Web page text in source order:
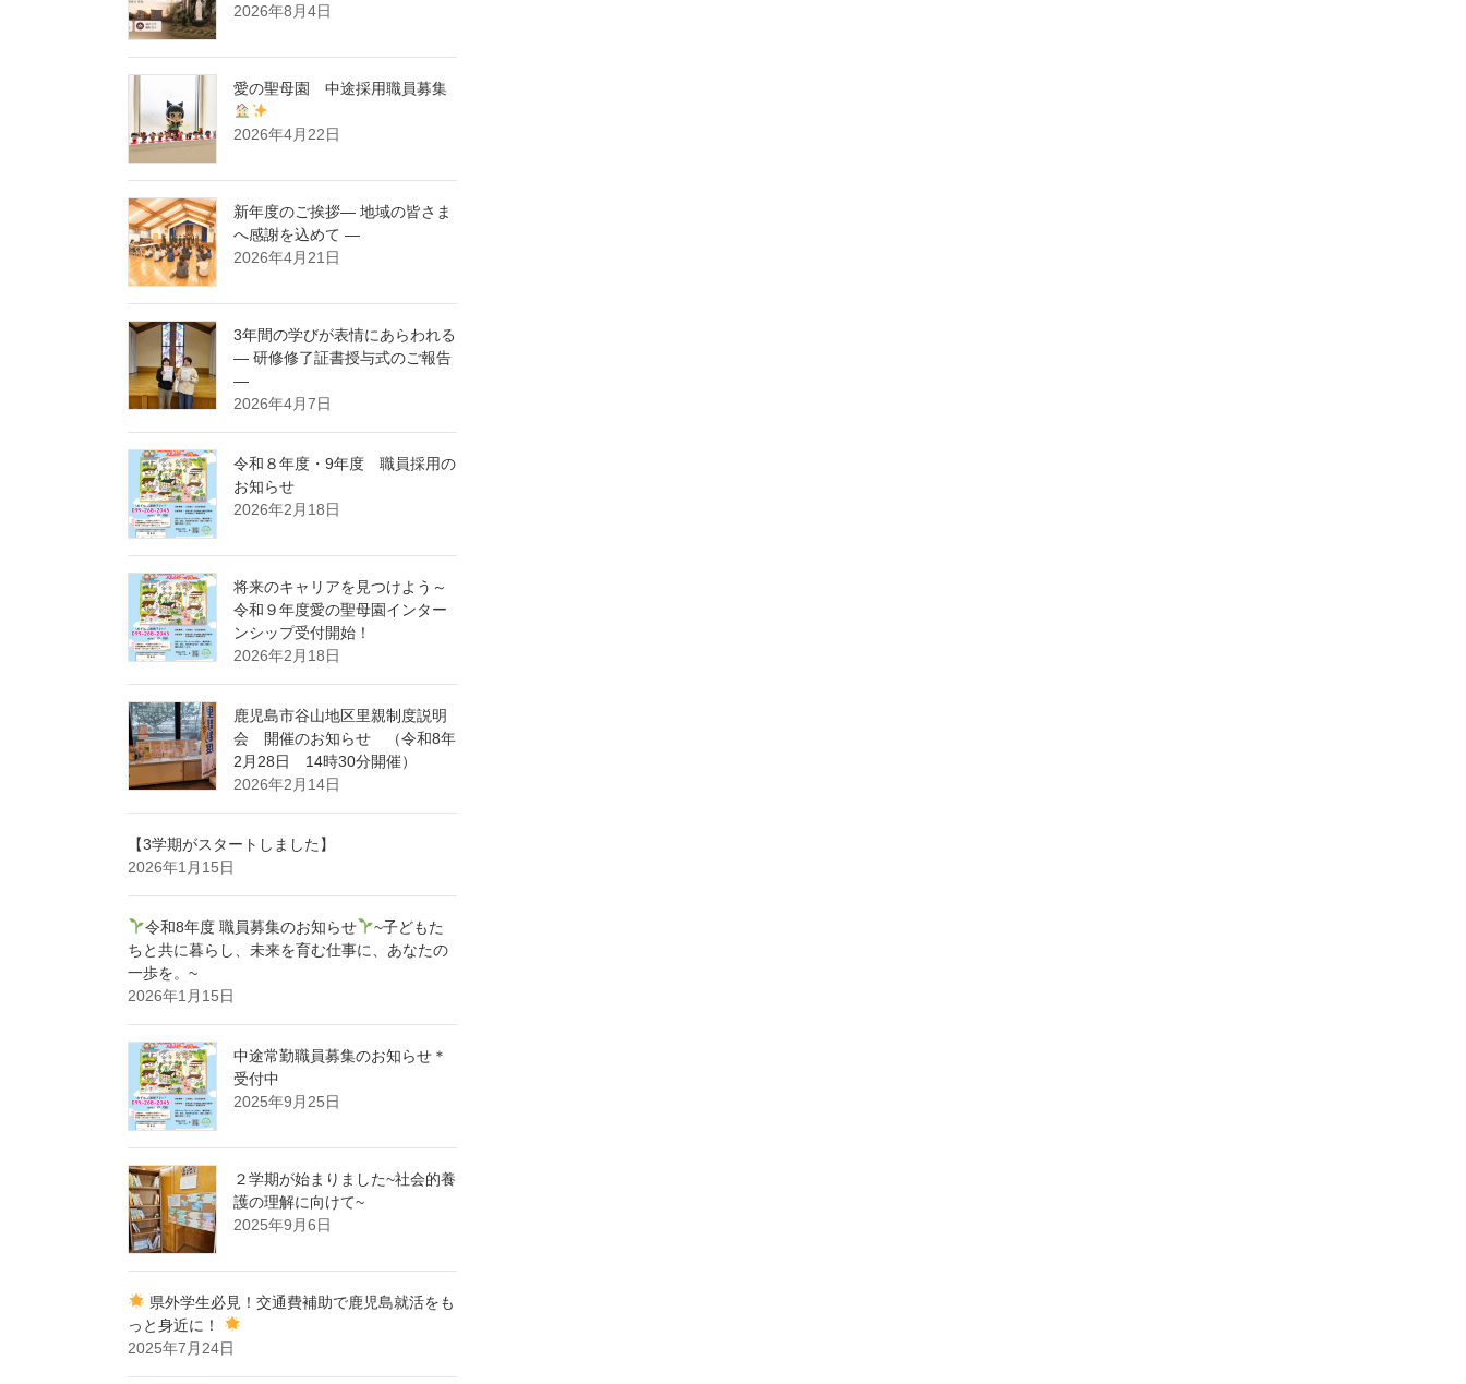
2026年8月4日
愛の聖母園 中途採用職員募集
2026年4月22日
新年度のご挨拶― 地域の皆さま
へ感謝を込めて ―
2026年4月21日
3年間の学びが表情にあらわれる
― 研修修了証書授与式のご報告
―
2026年4月7日
令和８年度・9年度 職員採用の
お知らせ
2026年2月18日
将来のキャリアを見つけよう～
令和９年度愛の聖母園インター
ンシップ受付開始！
2026年2月18日
鹿児島市谷山地区里親制度説明
会 開催のお知らせ （令和8年
2月28日 14時30分開催）
2026年2月14日
【3学期がスタートしました】
2026年1月15日
令和8年度 職員募集のお知らせ
~子どもた
ちと共に暮らし、未来を育む仕事に、あなたの
一歩を。~
2026年1月15日
中途常勤職員募集のお知らせ＊
受付中
2025年9月25日
２学期が始まりました~社会的養
護の理解に向けて~
2025年9月6日
県外学生必見！交通費補助で鹿児島就活をも
っと身近に！
2025年7月24日